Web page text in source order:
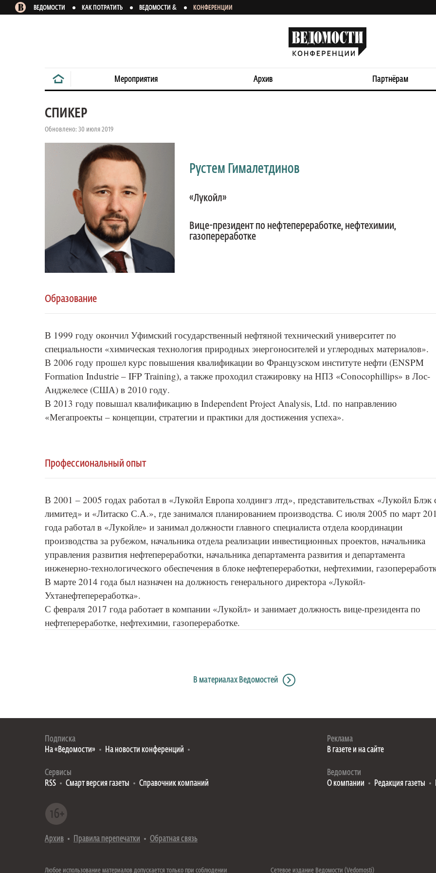
ВЕДОМОСТИ КАК ПОТРАТИТЬ ВЕДОМОСТИ & КОНФЕРЕНЦИИ
Мероприятия Архив Партнёрам
СПИКЕР
Обновлено: 30 июля 2019
Рустем Гималетдинов
«Лукойл»
Вице-президент по нефтепереработке, нефтехимии,
газопереработке
Образование
В 1999 году окончил Уфимский государственный нефтяной технический университет по
специальности «химическая технология природных энергоносителей и углеродных материалов».
В 2006 году прошел курс повышения квалификации во Французском институте нефти (ENSPM
Formation Industrie – IFP Training), а также проходил стажировку на НПЗ «Conocophillips» в Лос-
Анджелесе (США) в 2010 году.
В 2013 году повышал квалификацию в Independent Project Analysis, Ltd. по направлению
«Мегапроекты – концепции, стратегии и практики для достижения успеха».
Профессиональный опыт
В 2001 – 2005 годах работал в «Лукойл Европа холдингз лтд», представительствах «Лукойл Блэк
лимитед» и «Литаско С.А.», где занимался планированием производства. С июля 2005 по март
года работал в «Лукойле» и занимал должности главного специалиста отдела координации
производства за рубежом, начальника отдела реализации инвестиционных проектов, начальника
управления развития нефтепереработки, начальника департамента развития и департамента
инженерно-технологического обеспечения в блоке нефтепереработки, нефтехимии,
В марте 2014 года был назначен на должность генерального директора «Лукойл-
Ухтанефтепереработка».
С февраля 2017 года работает в компании «Лукойл» и занимает должность вице-президента по
нефтепереработке, нефтехимии, газопереработке.
В материалах Ведомостей
Подписка
На «Ведомости»
На новости конференций
Сервисы
RSS
Смарт версия газеты Справочник компаний
Реклама
В газете и на сайте
Ведомости
О компании
Редакция газеты
Архив Правила перепечатки Обратная связь
Любое использование материалов допускается только при соблюдении Сетевое издание Ведомости (Vedomosti)